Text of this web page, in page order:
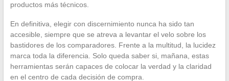
productos más técnicos.
En definitiva, elegir con discernimiento nunca ha sido tan
accesible, siempre que se atreva a levantar el velo sobre los
bastidores de los comparadores. Frente a la multitud, la lucidez
marca toda la diferencia. Solo queda saber si, mañana, estas
herramientas serán capaces de colocar la verdad y la claridad
en el centro de cada decisión de compra.